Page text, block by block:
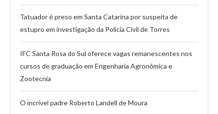
Tatuador é preso em Santa Catarina por suspeita de
estupro em investigação da Polícia Civil de Torres
IFC Santa Rosa do Sul oferece vagas remanescentes nos
cursos de graduação em Engenharia Agronômica e
Zootecnia
O incrível padre Roberto Landell de Moura